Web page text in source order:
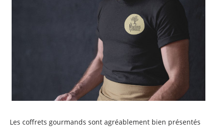
Les coffrets gourmands sont agréablement bien présentés